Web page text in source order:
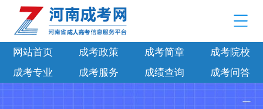
网站首页 成考政策 成考简章
成考院校
成考专业
成考服务 成绩查询 成考问答